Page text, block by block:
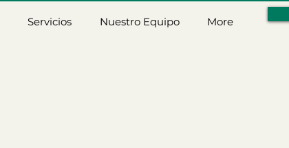
Servicios Nuestro Equipo More